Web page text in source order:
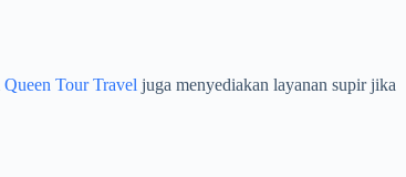
Queen Tour Travel juga menyediakan layanan supir jika